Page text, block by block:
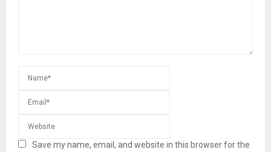
Save my name, email, and website in this browser for the